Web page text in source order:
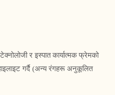
र इस्पात कार्यात्मक फ्रेमको
गर्दै (अन्य रंगहरू अनुकूलित